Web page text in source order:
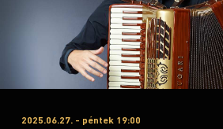
2025.06.27. - péntek 19:00